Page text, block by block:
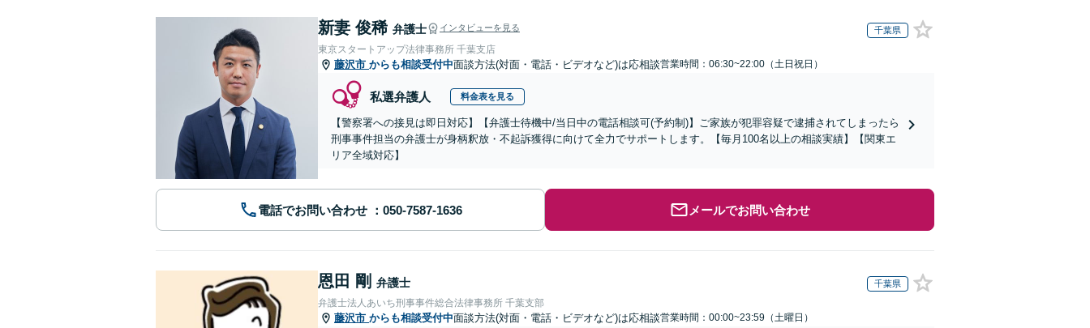
新妻 俊稀 弁護士 インタビューを見る 千葉県
東京スタートアップ法律事務所 千葉支店
藤沢市 からも相談受付中面談方法(対面・電話・ビデオなど)は応相談営業時間：06:30~22:00（土日祝日）
私選弁護人 料金表を見る
【警察署への接見は即日対応】【弁護士待機中/当日中の電話相談可(予約制)】ご家族が犯罪容疑で逮捕されてしまったら
刑事事件担当の弁護士が身柄釈放・不起訴獲得に向けて全力でサポートします。【毎月100名以上の相談実績】【関東エ
リア全域対応】
電話でお問い合わせ メールでお問い合わせ
恩田 剛 弁護士 千葉県
弁護士法人あいち刑事事件総合法律事務所 千葉支部
藤沢市 からも相談受付中面談方法(対面・電話・ビデオなど)は応相談営業時間：00:00~23:59（土曜日）